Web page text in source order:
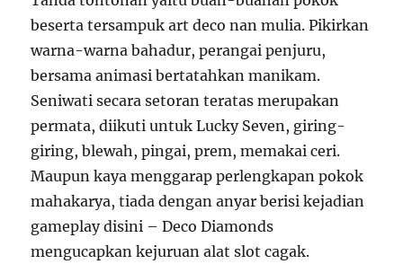
beserta tersampuk art deco nan mulia. Pikirkan
warna-warna bahadur, perangai penjuru,
bersama animasi bertatahkan manikam.
Seniwati secara setoran teratas merupakan
permata, diikuti untuk Lucky Seven, giring-
giring, blewah, pingai, prem, memakai ceri.
Maupun kaya menggarap perlengkapan pokok
mahakarya, tiada dengan anyar berisi kejadian
gameplay disini – Deco Diamonds
mengucapkan kejuruan alat slot cagak.